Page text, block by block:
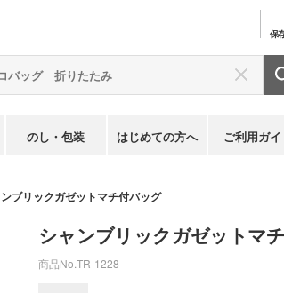
保
のし・包装 はじめての方へ ご利用ガイ
ブリックガゼットマチ付バッグ
シャンブリックガゼットマ
商品No. TR-1228